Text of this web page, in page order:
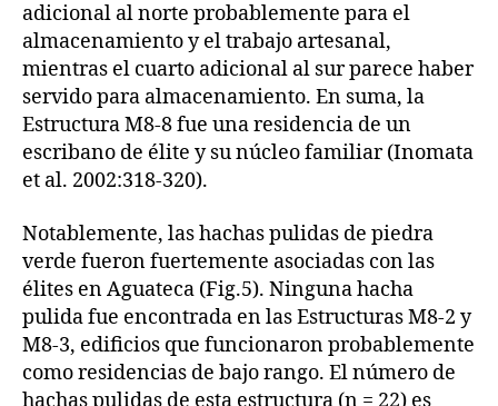
adicional al norte probablemente para el
almacenamiento y el trabajo artesanal,
mientras el cuarto adicional al sur parece haber
servido para almacenamiento. En suma, la
Estructura M8-8 fue una residencia de un
escribano de élite y su núcleo familiar (Inomata
et al. 2002:318-320).
Notablemente, las hachas pulidas de piedra
verde fueron fuertemente asociadas con las
élites en Aguateca (Fig.5). Ninguna hacha
pulida fue encontrada en las Estructuras M8-2 y
M8-3, edificios que funcionaron probablemente
como residencias de bajo rango. El número de
hachas pulidas de esta estructura (n = 22) es